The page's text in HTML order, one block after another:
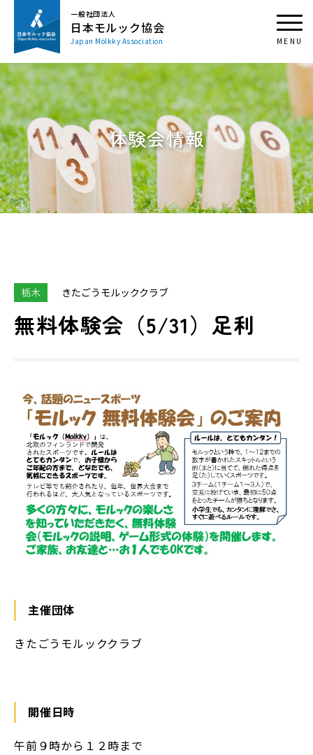
一般社団法人
日本モルック協会
Japan Mölkky Association
体験会情報
栃木 きたごうモルッククラブ
無料体験会（5/31）足利
主催団体
きたごうモルッククラブ
開催日時
午前９時から１２時まで